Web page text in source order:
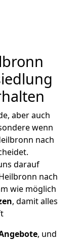
aber auch
wenn
nach
darauf
nach
wie möglich
, damit alles
, und